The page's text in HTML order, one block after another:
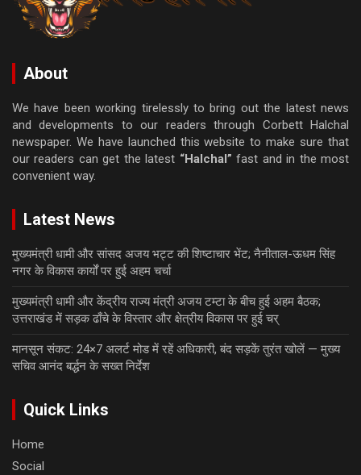
About
We have been working tirelessly to bring out the latest news
and developments to our readers through Corbett Halchal
newspaper. We have launched this website to make sure that
our readers can get the latest “Halchal” fast and in the most
convenient way.
Latest News
मुख्यमंत्री धामी और सांसद अजय भट्ट की शिष्टाचार भेंट; नैनीताल-ऊधम सिंह
नगर के विकास कार्यों पर हुई अहम चर्चा
मुख्यमंत्री धामी और केंद्रीय राज्य मंत्री अजय टम्टा के बीच हुई अहम बैठक;
उत्तराखंड में सड़क ढाँचे के विस्तार और क्षेत्रीय विकास पर हुई चर्
मानसून संकट: 24×7 अलर्ट मोड में रहें अधिकारी, बंद सड़कें तुरंत खोलें — मुख्य
सचिव आनंद बर्द्धन के सख्त निर्देश
Quick Links
Home
Social